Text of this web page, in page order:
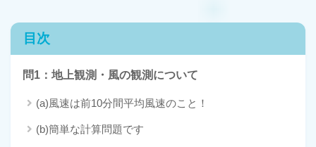
目次
問1：地上観測・風の観測について
(a)風速は前10分間平均風速のこと！
(b)簡単な計算問題です